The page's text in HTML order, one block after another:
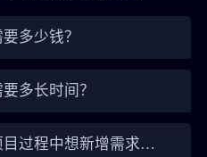
多少钱？
多长时间？
过程中想新增需求怎